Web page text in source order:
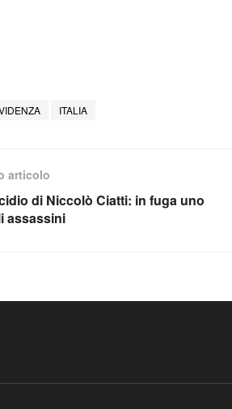
ITALIA
articolo
di Niccolò Ciatti: in fuga uno
assassini